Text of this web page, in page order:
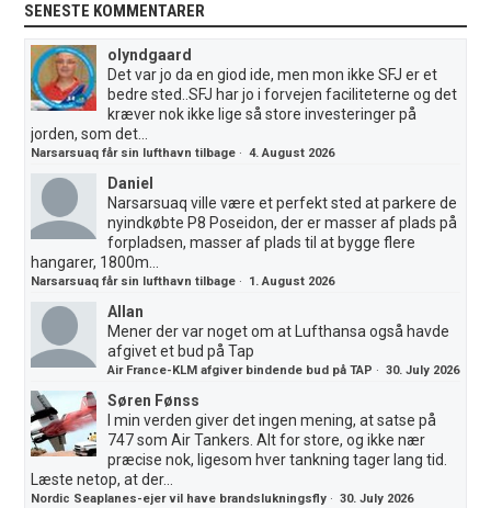
SENESTE KOMMENTARER
olyndgaard
Det var jo da en giod ide, men mon ikke SFJ er et
bedre sted..SFJ har jo i forvejen faciliteterne og det
kræver nok ikke lige så store investeringer på
jorden, som det...
Narsarsuaq får sin lufthavn tilbage ·4. August 2026
Daniel
Narsarsuaq ville være et perfekt sted at parkere de
nyindkøbte P8 Poseidon, der er masser af plads på
forpladsen, masser af plads til at bygge flere
hangarer, 1800m...
Narsarsuaq får sin lufthavn tilbage · 1. August 2026
Allan
Mener der var noget om at Lufthansa også havde
afgivet et bud på Tap
Air France-KLM afgiver bindende bud på TAP ·30. July 2026
Søren Fønss
I min verden giver det ingen mening, at satse på
747 som Air Tankers. Alt for store, og ikke nær
præcise nok, ligesom hver tankning tager lang tid.
Læste netop, at der...
Nordic Seaplanes-ejer vil have brandslukningsfly ·30. July 2026